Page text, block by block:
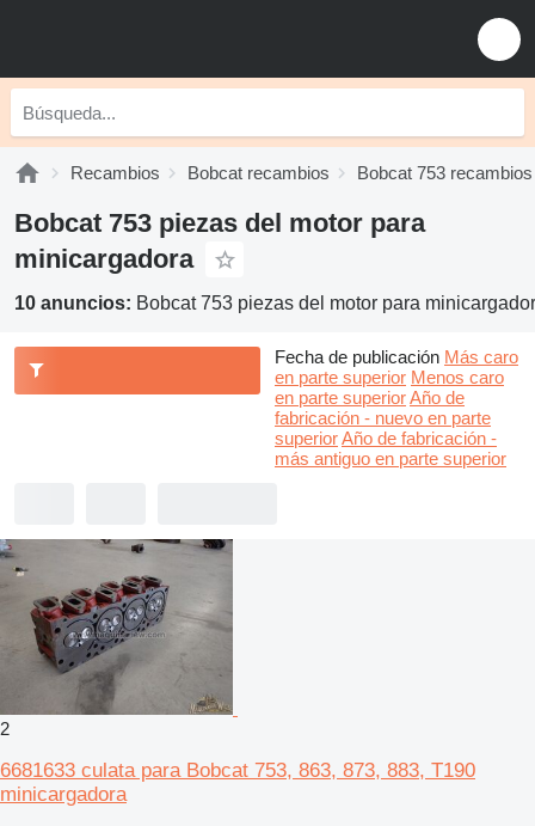
Recambios Bobcat recambios Bobcat 753 recambios
Bobcat 753 piezas del motor para
minicargadora
10 anuncios: Bobcat 753 piezas del motor para
Fecha de publicación Más caro
en parte superior Menos caro
en parte superiorAño de
fabricación - nuevo en parte
superiorAño de fabricación -
más antiguo en parte superior
2
6681633 culata para Bobcat 753, 863, 873, 883, T190
minicargadora